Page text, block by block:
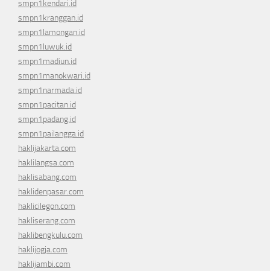
smpn1kendari.id
smpn1kranggan.id
smpn1lamongan.id
smpn1luwuk.id
smpn1madiun.id
smpn1manokwari.id
smpn1narmada.id
smpn1pacitan.id
smpn1padang.id
smpn1pailangga.id
haklijakarta.com
haklilangsa.com
haklisabang.com
haklidenpasar.com
haklicilegon.com
hakliserang.com
haklibengkulu.com
haklijogja.com
haklijambi.com